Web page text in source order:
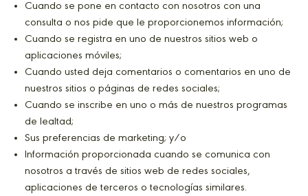
Cuando se pone en contacto con nosotros con una
consulta o nos pide que le proporcionemos información;
Cuando se registra en uno de nuestros sitios web o
aplicaciones móviles;
Cuando usted deja comentarios o comentarios en uno de
nuestros sitios o páginas de redes sociales;
Cuando se inscribe en uno o más de nuestros programas
de lealtad;
Sus preferencias de marketing; y/o
Información proporcionada cuando se comunica con
nosotros a través de sitios web de redes sociales,
aplicaciones de terceros o tecnologías similares.